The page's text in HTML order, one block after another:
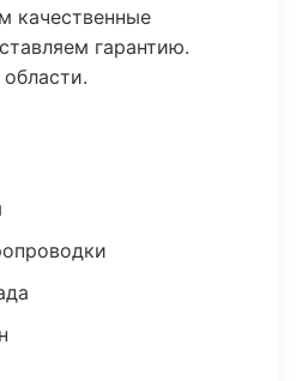
качественные
гарантию.